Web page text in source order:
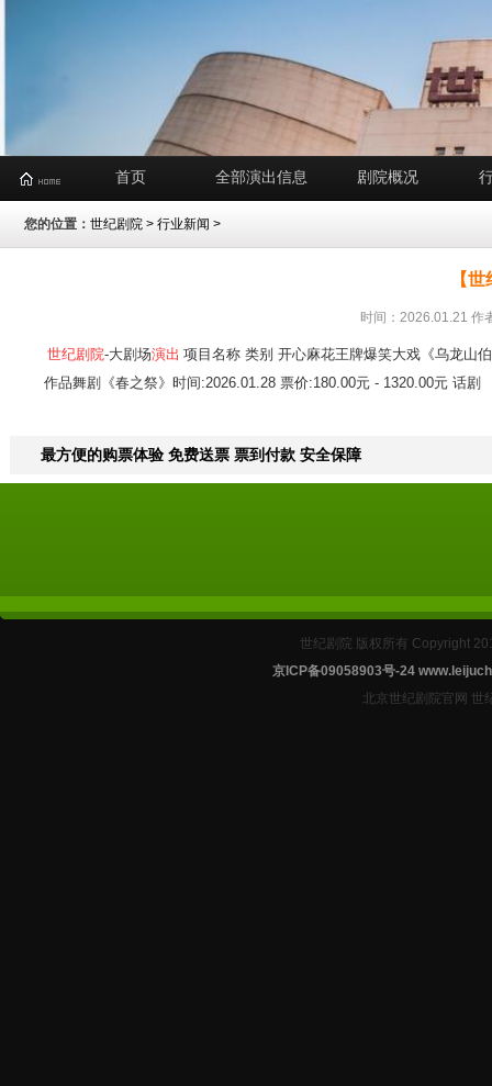
首页 全部演出信息 剧院概况
您的位置： 世纪剧院 > 行业新闻 >
【
时间：2026.01.21 作
世纪剧院-大剧场演出 项目名称 类别 开心麻花王牌爆笑大戏《乌龙山
作品舞剧《春之祭》时间:2026.01.28 票价:180.00元 - 1320.00元 话剧
最方便的购票体验 免费送票 票到付款 安全保障
世纪剧院 版权所有 Copyright
京ICP备09058903号-24
北京世纪剧院官网 世